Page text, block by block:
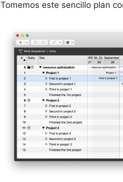
Tomemos este sencillo plan